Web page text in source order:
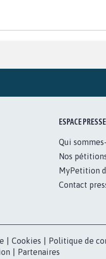
ESPACE PRESSE
Qui
Nos
MyPetition
Contact
Cookies Politique de
Partenaires